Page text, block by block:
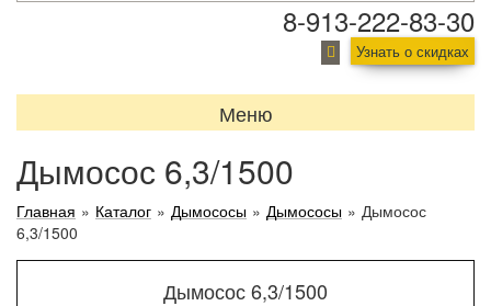
8-913-222-83-30
Узнать о скидках
Меню
Дымосос 6,3/1500
Главная » Каталог » Дымососы » Дымососы » Дымосос
6,3/1500
Дымосос 6,3/1500